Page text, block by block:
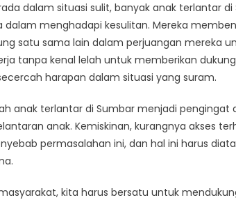
dalam situasi sulit, banyak anak terlantar
dalam menghadapi kesulitan. Mereka
satu sama lain dalam perjuangan mereka
tanpa kenal lelah untuk memberikan
harapan dalam situasi yang suram.
anak terlantar di Sumbar menjadi
anak. Kemiskinan, kurangnya akses
permasalahan ini, dan hal ini harus
kita harus bersatu untuk